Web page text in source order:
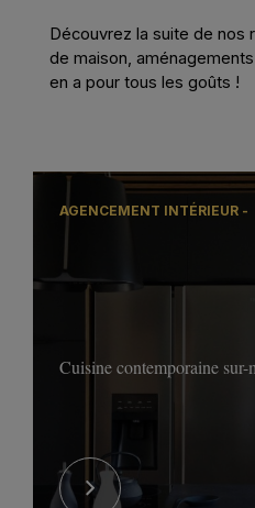
Découvrez la suite de nos
de maison,
en a pour tous les goûts !
AGENCEMENT INTÉRIEUR -
Cuisine contemporaine sur-